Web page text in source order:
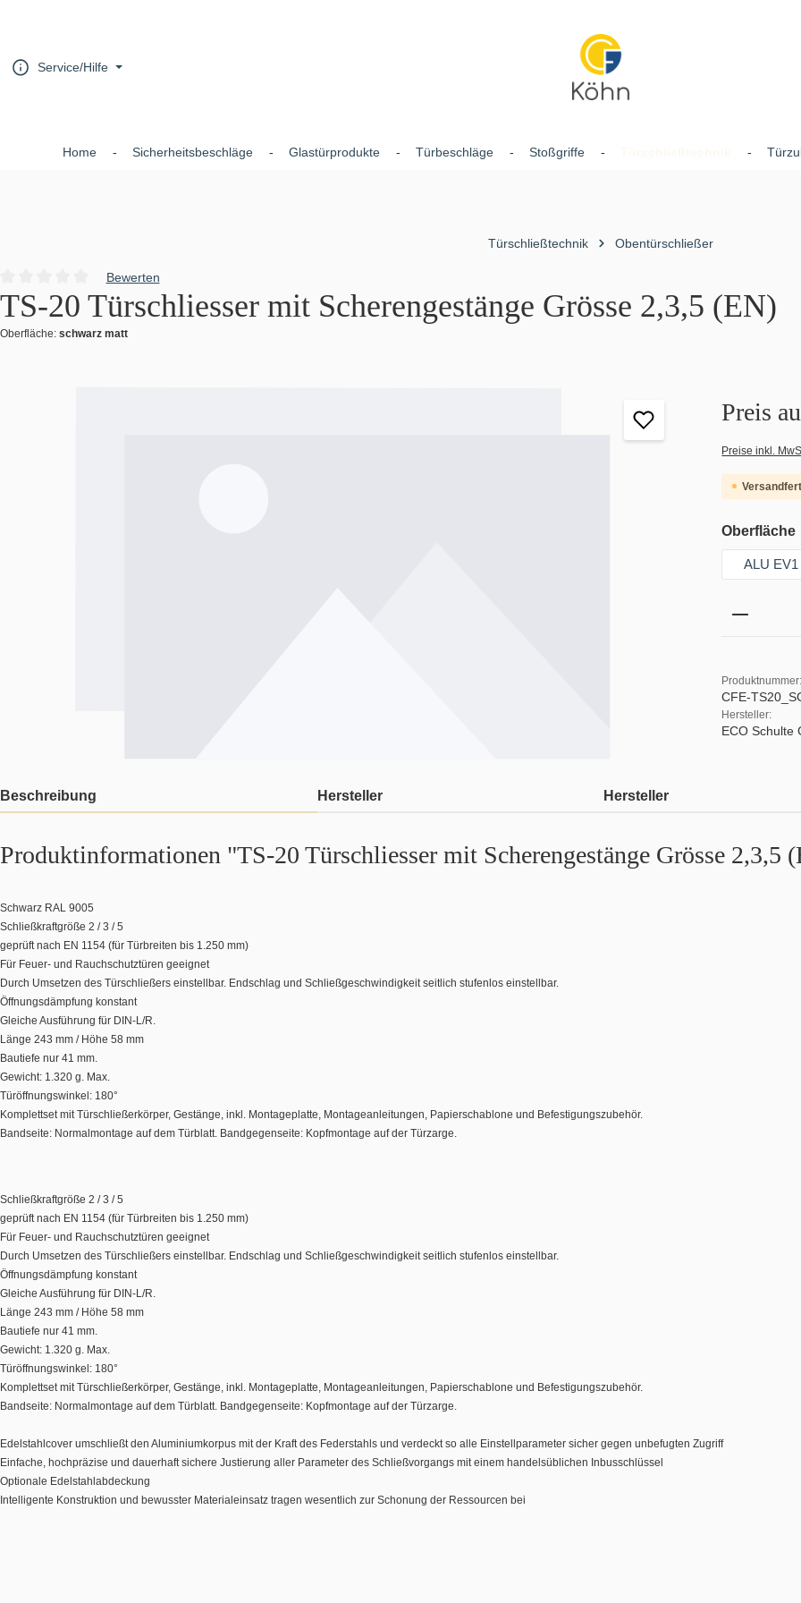
Service/Hilfe
Home Sicherheitsbeschläge Glastürprodukte Türbeschläge Stoßgriffe
Türschließtechnik Obentürschließer
Durchschnittliche Bewertung von 0 von 5 Sternen
Bewerten
TS-20 Türschliesser mit Scherengestänge Grösse 2,3,5 (EN)
Oberfläche: schwarz matt
Preis
Preise inkl.
Oberfläche
ALU EV1
Produktnummer:
CFE-
Hersteller:
ECO Schulte
Beschreibung Hersteller Hersteller
Produktinformationen "TS-20 Türschliesser mit Scherengestänge Grösse 2,3,5
Schwarz RAL 9005
Schließkraftgröße 2 / 3 / 5
geprüft nach EN 1154 (für Türbreiten bis 1.250 mm)
Für Feuer- und Rauchschutztüren geeignet
Durch Umsetzen des Türschließers einstellbar. Endschlag und Schließgeschwindigkeit seitlich stufenlos einstellbar.
Öffnungsdämpfung konstant
Gleiche Ausführung für DIN-L/R.
Länge 243 mm / Höhe 58 mm
Bautiefe nur 41 mm.
Gewicht: 1.320 g. Max.
Türöffnungswinkel: 180°
Komplettset mit Türschließerkörper, Gestänge, inkl. Montageplatte, Montageanleitungen, Papierschablone und Befestigungszubehör.
Bandseite: Normalmontage auf dem Türblatt. Bandgegenseite: Kopfmontage auf der Türzarge.
Schließkraftgröße 2 / 3 / 5
geprüft nach EN 1154 (für Türbreiten bis 1.250 mm)
Für Feuer- und Rauchschutztüren geeignet
Durch Umsetzen des Türschließers einstellbar. Endschlag und Schließgeschwindigkeit seitlich stufenlos einstellbar.
Öffnungsdämpfung konstant
Gleiche Ausführung für DIN-L/R.
Länge 243 mm / Höhe 58 mm
Bautiefe nur 41 mm.
Gewicht: 1.320 g. Max.
Türöffnungswinkel: 180°
Komplettset mit Türschließerkörper, Gestänge, inkl. Montageplatte, Montageanleitungen, Papierschablone und Befestigungszubehör.
Bandseite: Normalmontage auf dem Türblatt. Bandgegenseite: Kopfmontage auf der Türzarge.
Edelstahlcover umschließt den Aluminiumkorpus mit der Kraft des Federstahls und verdeckt so alle Einstellparameter sicher gegen unbefugten Zugriff
Einfache, hochpräzise und dauerhaft sichere Justierung aller Parameter des Schließvorgangs mit einem handelsüblichen Inbusschlüssel
Optionale Edelstahlabdeckung
Intelligente Konstruktion und bewusster Materialeinsatz tragen wesentlich zur Schonung der Ressourcen bei